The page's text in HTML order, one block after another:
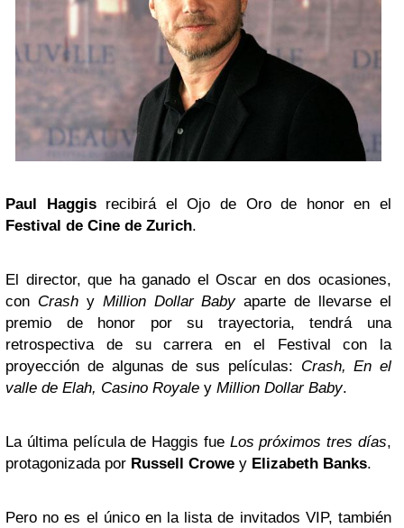
Paul Haggisrecibirá el Ojo de Oro de honor en el
Festival de Cine de Zurich.
El director, que ha ganado el Oscar en dos ocasiones,
con Crash yMillion Dollar Babyaparte de llevarse el
premio de honor por su trayectoria, tendrá una
retrospectiva de su carrera en el Festival con la
proyección de algunas de sus películas: Crash, En el
valle de Elah, Casino Royale y Million Dollar Baby.
La última película de Haggis fue Los próximos tres días,
protagonizada por Russell Crowe y Elizabeth Banks.
Pero no es el único en la lista de invitados VIP, también